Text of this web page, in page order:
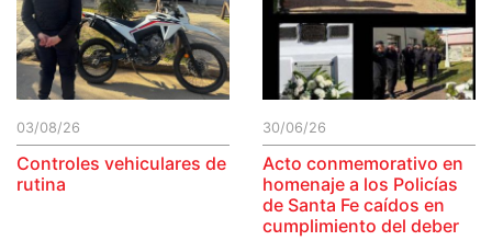
03/08/26
Controles vehiculares de
rutina
30/06/26
Acto conmemorativo en
homenaje a los Policías
de Santa Fe caídos en
cumplimiento del deber